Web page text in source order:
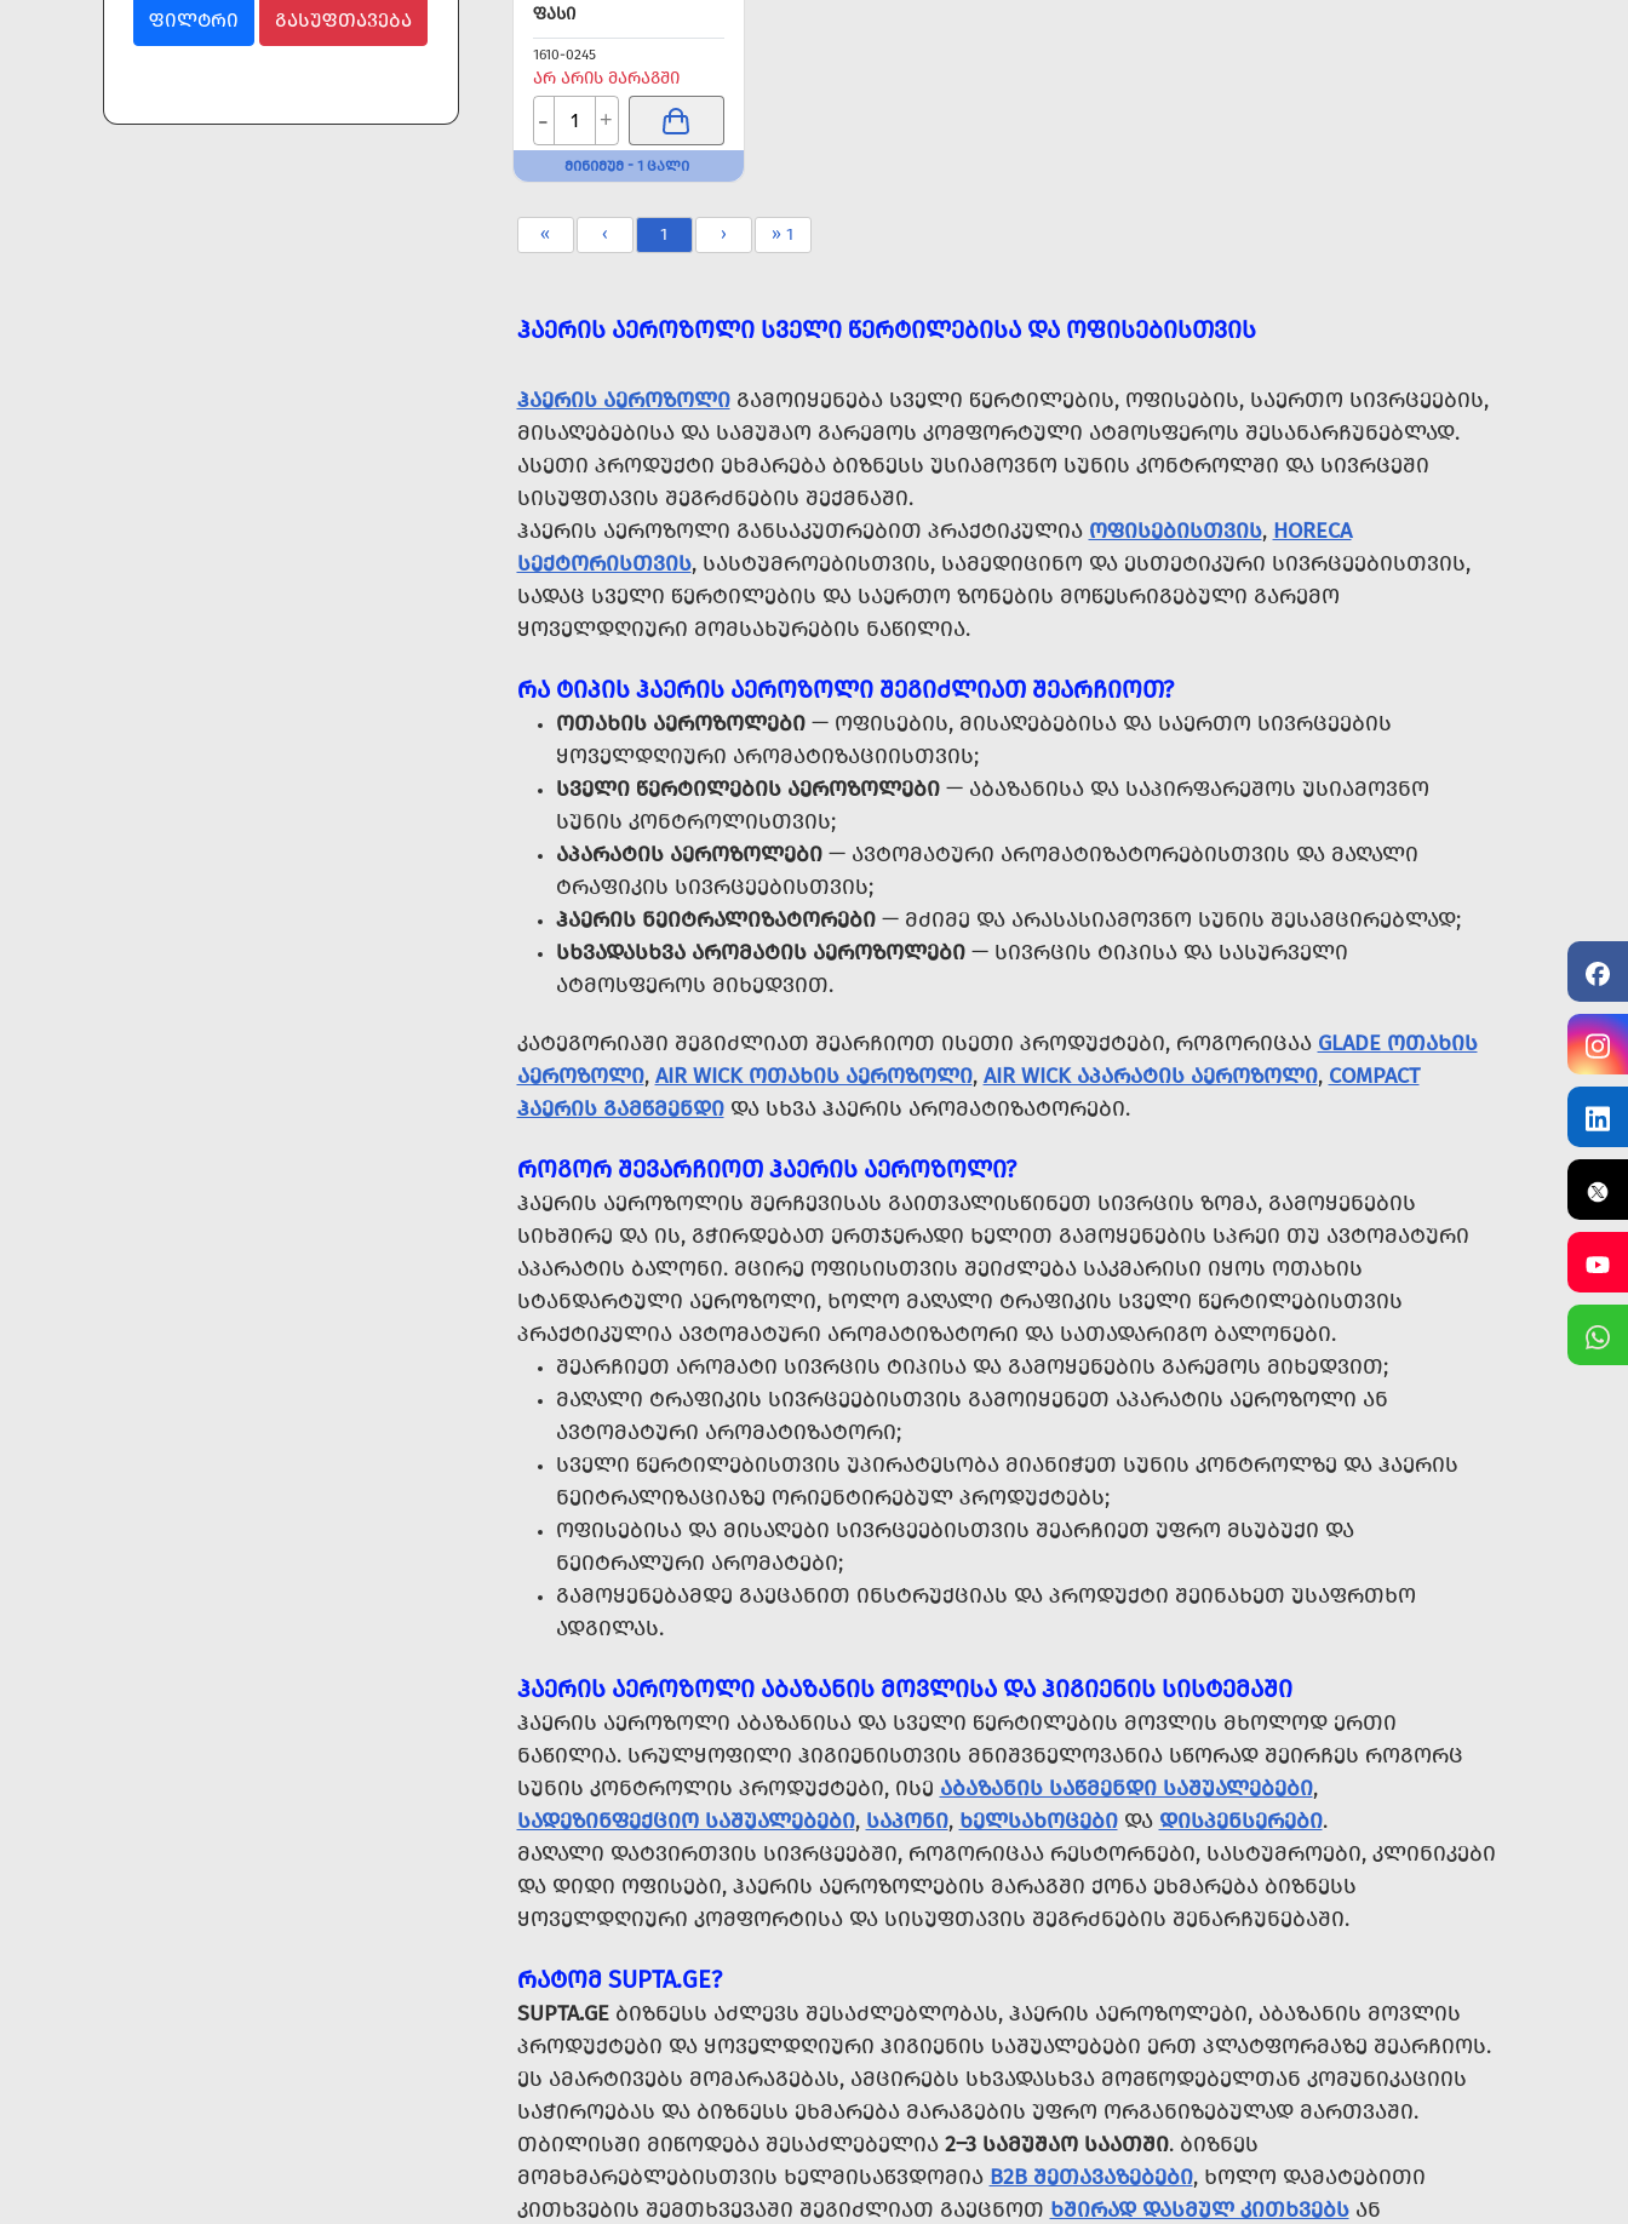
ᲤᲘᲚᲢᲠᲘ ᲒᲐᲡᲣᲤᲗᲐᲕᲔᲑᲐ ᲤᲐᲡᲘ
1610-0245
ᲐᲠ ᲐᲠᲘᲡ ᲛᲐᲠᲐᲒᲨᲘ
- +
ᲛᲘᲜᲘᲛᲣᲛ - 1 ᲪᲐᲚᲘ
« ‹ 1 › » 1
ᲰᲐᲔᲠᲘᲡ ᲐᲔᲠᲝᲖᲝᲚᲘ ᲡᲕᲔᲚᲘ ᲬᲔᲠᲢᲘᲚᲔᲑᲘᲡᲐ ᲓᲐ ᲝᲤᲘᲡᲔᲑᲘᲡᲗᲕᲘᲡ
ᲰᲐᲔᲠᲘᲡ ᲐᲔᲠᲝᲖᲝᲚᲘᲒᲐᲛᲝᲘᲧᲔᲜᲔᲑᲐ ᲡᲕᲔᲚᲘ ᲬᲔᲠᲢᲘᲚᲔᲑᲘᲡ, ᲝᲤᲘᲡᲔᲑᲘᲡ, ᲡᲐᲔᲠᲗᲝ ᲡᲘᲕᲠᲪᲔᲔᲑᲘᲡ,
ᲛᲘᲡᲐᲦᲔᲑᲔᲑᲘᲡᲐ ᲓᲐ ᲡᲐᲛᲣᲨᲐᲝ ᲒᲐᲠᲔᲛᲝᲡ ᲙᲝᲛᲤᲝᲠᲢᲣᲚᲘ ᲐᲢᲛᲝᲡᲤᲔᲠᲝᲡ ᲨᲔᲡᲐᲜᲐᲠᲩᲣᲜᲔᲑᲚᲐᲓ.
ᲐᲡᲔᲗᲘ ᲞᲠᲝᲓᲣᲥᲢᲘ ᲔᲮᲛᲐᲠᲔᲑᲐ ᲑᲘᲖᲜᲔᲡᲡ ᲣᲡᲘᲐᲛᲝᲕᲜᲝ ᲡᲣᲜᲘᲡ ᲙᲝᲜᲢᲠᲝᲚᲨᲘ ᲓᲐ ᲡᲘᲕᲠᲪᲔᲨᲘ
ᲡᲘᲡᲣᲤᲗᲐᲕᲘᲡ ᲨᲔᲒᲠᲫᲜᲔᲑᲘᲡ ᲨᲔᲥᲛᲜᲐᲨᲘ.
ᲰᲐᲔᲠᲘᲡ ᲐᲔᲠᲝᲖᲝᲚᲘ ᲒᲐᲜᲡᲐᲙᲣᲗᲠᲔᲑᲘᲗ ᲞᲠᲐᲥᲢᲘᲙᲣᲚᲘᲐ ᲝᲤᲘᲡᲔᲑᲘᲡᲗᲕᲘᲡ, HORECA
ᲡᲔᲥᲢᲝᲠᲘᲡᲗᲕᲘᲡ, ᲡᲐᲡᲢᲣᲛᲠᲝᲔᲑᲘᲡᲗᲕᲘᲡ, ᲡᲐᲛᲔᲓᲘᲪᲘᲜᲝ ᲓᲐ ᲔᲡᲗᲔᲢᲘᲙᲣᲠᲘ ᲡᲘᲕᲠᲪᲔᲔᲑᲘᲡᲗᲕᲘᲡ,
ᲡᲐᲓᲐᲪ ᲡᲕᲔᲚᲘ ᲬᲔᲠᲢᲘᲚᲔᲑᲘᲡ ᲓᲐ ᲡᲐᲔᲠᲗᲝ ᲖᲝᲜᲔᲑᲘᲡ ᲛᲝᲬᲔᲡᲠᲘᲒᲔᲑᲣᲚᲘ ᲒᲐᲠᲔᲛᲝ
ᲧᲝᲕᲔᲚᲓᲦᲘᲣᲠᲘ ᲛᲝᲛᲡᲐᲮᲣᲠᲔᲑᲘᲡ ᲜᲐᲬᲘᲚᲘᲐ.
ᲠᲐ ᲢᲘᲞᲘᲡ ᲰᲐᲔᲠᲘᲡ ᲐᲔᲠᲝᲖᲝᲚᲘ ᲨᲔᲒᲘᲫᲚᲘᲐᲗ ᲨᲔᲐᲠᲩᲘᲝᲗ?
ᲝᲗᲐᲮᲘᲡ ᲐᲔᲠᲝᲖᲝᲚᲔᲑᲘ— ᲝᲤᲘᲡᲔᲑᲘᲡ, ᲛᲘᲡᲐᲦᲔᲑᲔᲑᲘᲡᲐ ᲓᲐ ᲡᲐᲔᲠᲗᲝ ᲡᲘᲕᲠᲪᲔᲔᲑᲘᲡ
ᲧᲝᲕᲔᲚᲓᲦᲘᲣᲠᲘ ᲐᲠᲝᲛᲐᲢᲘᲖᲐᲪᲘᲘᲡᲗᲕᲘᲡ;
ᲡᲕᲔᲚᲘ ᲬᲔᲠᲢᲘᲚᲔᲑᲘᲡ ᲐᲔᲠᲝᲖᲝᲚᲔᲑᲘ— ᲐᲑᲐᲖᲐᲜᲘᲡᲐ ᲓᲐ ᲡᲐᲞᲘᲠᲤᲐᲠᲔᲨᲝᲡ ᲣᲡᲘᲐᲛᲝᲕᲜᲝ
ᲡᲣᲜᲘᲡ ᲙᲝᲜᲢᲠᲝᲚᲘᲡᲗᲕᲘᲡ;
ᲐᲞᲐᲠᲐᲢᲘᲡ ᲐᲔᲠᲝᲖᲝᲚᲔᲑᲘ— ᲐᲕᲢᲝᲛᲐᲢᲣᲠᲘ ᲐᲠᲝᲛᲐᲢᲘᲖᲐᲢᲝᲠᲔᲑᲘᲡᲗᲕᲘᲡ ᲓᲐ ᲛᲐᲦᲐᲚᲘ
ᲢᲠᲐᲤᲘᲙᲘᲡ ᲡᲘᲕᲠᲪᲔᲔᲑᲘᲡᲗᲕᲘᲡ;
ᲰᲐᲔᲠᲘᲡ ᲜᲔᲘᲢᲠᲐᲚᲘᲖᲐᲢᲝᲠᲔᲑᲘ— ᲛᲫᲘᲛᲔ ᲓᲐ ᲐᲠᲐᲡᲐᲡᲘᲐᲛᲝᲕᲜᲝ ᲡᲣᲜᲘᲡ ᲨᲔᲡᲐᲛᲪᲘᲠᲔᲑᲚᲐᲓ;
ᲡᲮᲕᲐᲓᲐᲡᲮᲕᲐ ᲐᲠᲝᲛᲐᲢᲘᲡ ᲐᲔᲠᲝᲖᲝᲚᲔᲑᲘ— ᲡᲘᲕᲠᲪᲘᲡ ᲢᲘᲞᲘᲡᲐ ᲓᲐ ᲡᲐᲡᲣᲠᲕᲔᲚᲘ
ᲐᲢᲛᲝᲡᲤᲔᲠᲝᲡ ᲛᲘᲮᲔᲓᲕᲘᲗ.
ᲙᲐᲢᲔᲒᲝᲠᲘᲐᲨᲘ ᲨᲔᲒᲘᲫᲚᲘᲐᲗ ᲨᲔᲐᲠᲩᲘᲝᲗ ᲘᲡᲔᲗᲘ ᲞᲠᲝᲓᲣᲥᲢᲔᲑᲘ, ᲠᲝᲒᲝᲠᲘᲪᲐᲐ GLADE ᲝᲗᲐᲮᲘᲡ
ᲐᲔᲠᲝᲖᲝᲚᲘ, AIR WICK ᲝᲗᲐᲮᲘᲡ ᲐᲔᲠᲝᲖᲝᲚᲘ, AIR WICK ᲐᲞᲐᲠᲐᲢᲘᲡ ᲐᲔᲠᲝᲖᲝᲚᲘ, COMPACT
ᲰᲐᲔᲠᲘᲡ ᲒᲐᲛᲬᲛᲔᲜᲓᲘᲓᲐ ᲡᲮᲕᲐ ᲰᲐᲔᲠᲘᲡ ᲐᲠᲝᲛᲐᲢᲘᲖᲐᲢᲝᲠᲔᲑᲘ.
ᲠᲝᲒᲝᲠ ᲨᲔᲕᲐᲠᲩᲘᲝᲗ ᲰᲐᲔᲠᲘᲡ ᲐᲔᲠᲝᲖᲝᲚᲘ?
ᲰᲐᲔᲠᲘᲡ ᲐᲔᲠᲝᲖᲝᲚᲘᲡ ᲨᲔᲠᲩᲔᲕᲘᲡᲐᲡ ᲒᲐᲘᲗᲕᲐᲚᲘᲡᲬᲘᲜᲔᲗ ᲡᲘᲕᲠᲪᲘᲡ ᲖᲝᲛᲐ, ᲒᲐᲛᲝᲧᲔᲜᲔᲑᲘᲡ
ᲡᲘᲮᲨᲘᲠᲔ ᲓᲐ ᲘᲡ, ᲒᲭᲘᲠᲓᲔᲑᲐᲗ ᲔᲠᲗᲯᲔᲠᲐᲓᲘ ᲮᲔᲚᲘᲗ ᲒᲐᲛᲝᲧᲔᲜᲔᲑᲘᲡ ᲡᲞᲠᲔᲘ ᲗᲣ ᲐᲕᲢᲝᲛᲐᲢᲣᲠᲘ
ᲐᲞᲐᲠᲐᲢᲘᲡ ᲑᲐᲚᲝᲜᲘ. ᲛᲪᲘᲠᲔ ᲝᲤᲘᲡᲘᲡᲗᲕᲘᲡ ᲨᲔᲘᲫᲚᲔᲑᲐ ᲡᲐᲙᲛᲐᲠᲘᲡᲘ ᲘᲧᲝᲡ ᲝᲗᲐᲮᲘᲡ
ᲡᲢᲐᲜᲓᲐᲠᲢᲣᲚᲘ ᲐᲔᲠᲝᲖᲝᲚᲘ, ᲮᲝᲚᲝ ᲛᲐᲦᲐᲚᲘ ᲢᲠᲐᲤᲘᲙᲘᲡ ᲡᲕᲔᲚᲘ ᲬᲔᲠᲢᲘᲚᲔᲑᲘᲡᲗᲕᲘᲡ
ᲞᲠᲐᲥᲢᲘᲙᲣᲚᲘᲐ ᲐᲕᲢᲝᲛᲐᲢᲣᲠᲘ ᲐᲠᲝᲛᲐᲢᲘᲖᲐᲢᲝᲠᲘ ᲓᲐ ᲡᲐᲗᲐᲓᲐᲠᲘᲒᲝ ᲑᲐᲚᲝᲜᲔᲑᲘ.
ᲨᲔᲐᲠᲩᲘᲔᲗ ᲐᲠᲝᲛᲐᲢᲘ ᲡᲘᲕᲠᲪᲘᲡ ᲢᲘᲞᲘᲡᲐ ᲓᲐ ᲒᲐᲛᲝᲧᲔᲜᲔᲑᲘᲡ ᲒᲐᲠᲔᲛᲝᲡ ᲛᲘᲮᲔᲓᲕᲘᲗ;
ᲛᲐᲦᲐᲚᲘ ᲢᲠᲐᲤᲘᲙᲘᲡ ᲡᲘᲕᲠᲪᲔᲔᲑᲘᲡᲗᲕᲘᲡ ᲒᲐᲛᲝᲘᲧᲔᲜᲔᲗ ᲐᲞᲐᲠᲐᲢᲘᲡ ᲐᲔᲠᲝᲖᲝᲚᲘ ᲐᲜ
ᲐᲕᲢᲝᲛᲐᲢᲣᲠᲘ ᲐᲠᲝᲛᲐᲢᲘᲖᲐᲢᲝᲠᲘ;
ᲡᲕᲔᲚᲘ ᲬᲔᲠᲢᲘᲚᲔᲑᲘᲡᲗᲕᲘᲡ ᲣᲞᲘᲠᲐᲢᲔᲡᲝᲑᲐ ᲛᲘᲐᲜᲘᲭᲔᲗ ᲡᲣᲜᲘᲡ ᲙᲝᲜᲢᲠᲝᲚᲖᲔ ᲓᲐ ᲰᲐᲔᲠᲘᲡ
ᲜᲔᲘᲢᲠᲐᲚᲘᲖᲐᲪᲘᲐᲖᲔ ᲝᲠᲘᲔᲜᲢᲘᲠᲔᲑᲣᲚ ᲞᲠᲝᲓᲣᲥᲢᲔᲑᲡ;
ᲝᲤᲘᲡᲔᲑᲘᲡᲐ ᲓᲐ ᲛᲘᲡᲐᲦᲔᲑᲘ ᲡᲘᲕᲠᲪᲔᲔᲑᲘᲡᲗᲕᲘᲡ ᲨᲔᲐᲠᲩᲘᲔᲗ ᲣᲤᲠᲝ ᲛᲡᲣᲑᲣᲥᲘ ᲓᲐ
ᲜᲔᲘᲢᲠᲐᲚᲣᲠᲘ ᲐᲠᲝᲛᲐᲢᲔᲑᲘ;
ᲒᲐᲛᲝᲧᲔᲜᲔᲑᲐᲛᲓᲔ ᲒᲐᲔᲪᲐᲜᲘᲗ ᲘᲜᲡᲢᲠᲣᲥᲪᲘᲐᲡ ᲓᲐ ᲞᲠᲝᲓᲣᲥᲢᲘ ᲨᲔᲘᲜᲐᲮᲔᲗ ᲣᲡᲐᲤᲠᲗᲮᲝ
ᲐᲓᲒᲘᲚᲐᲡ.
ᲰᲐᲔᲠᲘᲡ ᲐᲔᲠᲝᲖᲝᲚᲘ ᲐᲑᲐᲖᲐᲜᲘᲡ ᲛᲝᲕᲚᲘᲡᲐ ᲓᲐ ᲰᲘᲒᲘᲔᲜᲘᲡ ᲡᲘᲡᲢᲔᲛᲐᲨᲘ
ᲰᲐᲔᲠᲘᲡ ᲐᲔᲠᲝᲖᲝᲚᲘ ᲐᲑᲐᲖᲐᲜᲘᲡᲐ ᲓᲐ ᲡᲕᲔᲚᲘ ᲬᲔᲠᲢᲘᲚᲔᲑᲘᲡ ᲛᲝᲕᲚᲘᲡ ᲛᲮᲝᲚᲝᲓ ᲔᲠᲗᲘ
ᲜᲐᲬᲘᲚᲘᲐ. ᲡᲠᲣᲚᲧᲝᲤᲘᲚᲘ ᲰᲘᲒᲘᲔᲜᲘᲡᲗᲕᲘᲡ ᲛᲜᲘᲨᲕᲜᲔᲚᲝᲕᲐᲜᲘᲐ ᲡᲬᲝᲠᲐᲓ ᲨᲔᲘᲠᲩᲔᲡ ᲠᲝᲒᲝᲠᲪ
ᲡᲣᲜᲘᲡ ᲙᲝᲜᲢᲠᲝᲚᲘᲡ ᲞᲠᲝᲓᲣᲥᲢᲔᲑᲘ, ᲘᲡᲔ ᲐᲑᲐᲖᲐᲜᲘᲡ ᲡᲐᲬᲛᲔᲜᲓᲘ ᲡᲐᲨᲣᲐᲚᲔᲑᲔᲑᲘ,
ᲡᲐᲓᲔᲖᲘᲜᲤᲔᲥᲪᲘᲝ ᲡᲐᲨᲣᲐᲚᲔᲑᲔᲑᲘ, ᲡᲐᲞᲝᲜᲘ, ᲮᲔᲚᲡᲐᲮᲝᲪᲔᲑᲘᲓᲐ ᲓᲘᲡᲞᲔᲜᲡᲔᲠᲔᲑᲘ.
ᲛᲐᲦᲐᲚᲘ ᲓᲐᲢᲕᲘᲠᲗᲕᲘᲡ ᲡᲘᲕᲠᲪᲔᲔᲑᲨᲘ, ᲠᲝᲒᲝᲠᲘᲪᲐᲐ ᲠᲔᲡᲢᲝᲠᲜᲔᲑᲘ, ᲡᲐᲡᲢᲣᲛᲠᲝᲔᲑᲘ, ᲙᲚᲘᲜᲘᲙᲔᲑᲘ
ᲓᲐ ᲓᲘᲓᲘ ᲝᲤᲘᲡᲔᲑᲘ, ᲰᲐᲔᲠᲘᲡ ᲐᲔᲠᲝᲖᲝᲚᲔᲑᲘᲡ ᲛᲐᲠᲐᲒᲨᲘ ᲥᲝᲜᲐ ᲔᲮᲛᲐᲠᲔᲑᲐ ᲑᲘᲖᲜᲔᲡᲡ
ᲧᲝᲕᲔᲚᲓᲦᲘᲣᲠᲘ ᲙᲝᲛᲤᲝᲠᲢᲘᲡᲐ ᲓᲐ ᲡᲘᲡᲣᲤᲗᲐᲕᲘᲡ ᲨᲔᲒᲠᲫᲜᲔᲑᲘᲡ ᲨᲔᲜᲐᲠᲩᲣᲜᲔᲑᲐᲨᲘ.
ᲠᲐᲢᲝᲛ SUPTA.GE?
SUPTA.GEᲑᲘᲖᲜᲔᲡᲡ ᲐᲫᲚᲔᲕᲡ ᲨᲔᲡᲐᲫᲚᲔᲑᲚᲝᲑᲐᲡ, ᲰᲐᲔᲠᲘᲡ ᲐᲔᲠᲝᲖᲝᲚᲔᲑᲘ, ᲐᲑᲐᲖᲐᲜᲘᲡ ᲛᲝᲕᲚᲘᲡ
ᲞᲠᲝᲓᲣᲥᲢᲔᲑᲘ ᲓᲐ ᲧᲝᲕᲔᲚᲓᲦᲘᲣᲠᲘ ᲰᲘᲒᲘᲔᲜᲘᲡ ᲡᲐᲨᲣᲐᲚᲔᲑᲔᲑᲘ ᲔᲠᲗ ᲞᲚᲐᲢᲤᲝᲠᲛᲐᲖᲔ ᲨᲔᲐᲠᲩᲘᲝᲡ.
ᲔᲡ ᲐᲛᲐᲠᲢᲘᲕᲔᲑᲡ ᲛᲝᲛᲐᲠᲐᲒᲔᲑᲐᲡ, ᲐᲛᲪᲘᲠᲔᲑᲡ ᲡᲮᲕᲐᲓᲐᲡᲮᲕᲐ ᲛᲝᲛᲬᲝᲓᲔᲑᲔᲚᲗᲐᲜ ᲙᲝᲛᲣᲜᲘᲙᲐᲪᲘᲘᲡ
ᲡᲐᲭᲘᲠᲝᲔᲑᲐᲡ ᲓᲐ ᲑᲘᲖᲜᲔᲡᲡ ᲔᲮᲛᲐᲠᲔᲑᲐ ᲛᲐᲠᲐᲒᲔᲑᲘᲡ ᲣᲤᲠᲝ ᲝᲠᲒᲐᲜᲘᲖᲔᲑᲣᲚᲐᲓ ᲛᲐᲠᲗᲕᲐᲨᲘ.
ᲗᲑᲘᲚᲘᲡᲨᲘ ᲛᲘᲬᲝᲓᲔᲑᲐ ᲨᲔᲡᲐᲫᲚᲔᲑᲔᲚᲘᲐ 2–3 ᲡᲐᲛᲣᲨᲐᲝ ᲡᲐᲐᲗᲨᲘ. ᲑᲘᲖᲜᲔᲡ
ᲛᲝᲛᲮᲛᲐᲠᲔᲑᲚᲔᲑᲘᲡᲗᲕᲘᲡ ᲮᲔᲚᲛᲘᲡᲐᲬᲕᲓᲝᲛᲘᲐ B2B ᲨᲔᲗᲐᲕᲐᲖᲔᲑᲔᲑᲘ, ᲮᲝᲚᲝ ᲓᲐᲛᲐᲢᲔᲑᲘᲗᲘ
ᲙᲘᲗᲮᲕᲔᲑᲘᲡ ᲨᲔᲛᲗᲮᲕᲔᲕᲐᲨᲘ ᲨᲔᲒᲘᲫᲚᲘᲐᲗ ᲒᲐᲔᲪᲜᲝᲗ ᲮᲨᲘᲠᲐᲓ ᲓᲐᲡᲛᲣᲚ ᲙᲘᲗᲮᲕᲔᲑᲡᲐᲜ